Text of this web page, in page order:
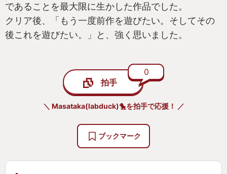
であることを最大限に生かした作品でした。
クリア後、「もう一度前作を遊びたい。そしてその
後これを遊びたい。」と、強く思いました。
拍手
0
＼ Masataka(labduck)🐤を拍手で応援！ ／
ブックマーク